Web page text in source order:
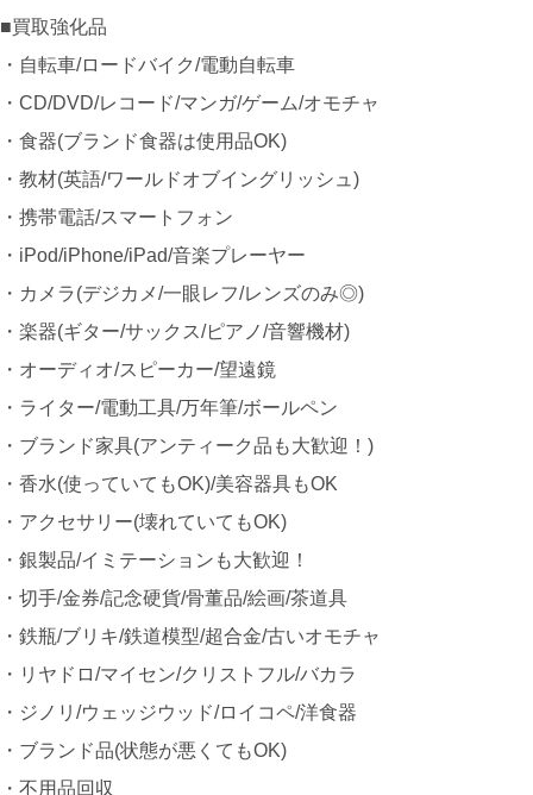
■買取強化品
・自転車/ロードバイク/電動自転車
・CD/DVD/レコード/マンガ/ゲーム/オモチャ
・食器(ブランド食器は使用品OK)
・教材(英語/ワールドオブイングリッシュ)
・携帯電話/スマートフォン
・iPod/iPhone/iPad/音楽プレーヤー
・カメラ(デジカメ/一眼レフ/レンズのみ◎)
・楽器(ギター/サックス/ピアノ/音響機材)
・オーディオ/スピーカー/望遠鏡
・ライター/電動工具/万年筆/ボールペン
・ブランド家具(アンティーク品も大歓迎！)
・香水(使っていてもOK)/美容器具もOK
・アクセサリー(壊れていてもOK)
・銀製品/イミテーションも大歓迎！
・切手/金券/記念硬貨/骨董品/絵画/茶道具
・鉄瓶/ブリキ/鉄道模型/超合金/古いオモチャ
・リヤドロ/マイセン/クリストフル/バカラ
・ジノリ/ウェッジウッド/ロイコペ/洋食器
・ブランド品(状態が悪くてもOK)
・不用品回収